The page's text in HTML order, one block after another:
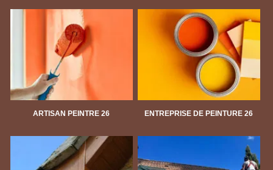
ARTISAN PEINTRE 26 ENTREPRISE DE PEINTURE 26